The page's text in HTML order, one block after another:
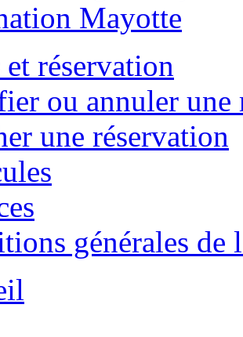
Mayotte
réservation
ou annuler une
une réservation
générales de